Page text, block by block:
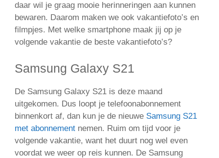
daar wil je graag mooie herinneringen aan kunnen
bewaren. Daarom maken we ook vakantiefoto’s en
filmpjes. Met welke smartphone maak jij op je
volgende vakantie de beste vakantiefoto’s?
Samsung Galaxy S21
De Samsung Galaxy S21 is deze maand
uitgekomen. Dus loopt je telefoonabonnement
binnenkort af, dan kun je de nieuwe Samsung S21
met abonnement nemen. Ruim om tijd voor je
volgende vakantie, want het duurt nog wel even
voordat we weer op reis kunnen. De Samsung